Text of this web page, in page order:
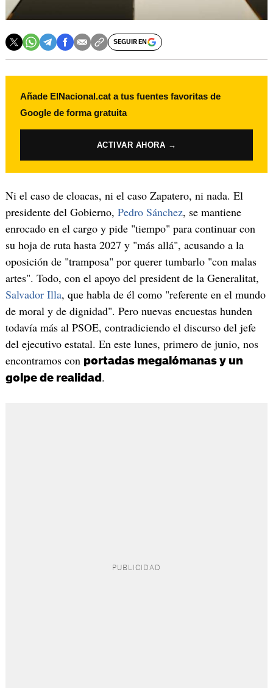
SEGUIR EN
Añade ElNacional.cat a tus fuentes favoritas de
Google de forma gratuita
ACTIVAR AHORA →
Ni el caso de cloacas, ni el caso Zapatero, ni nada. El
presidente del Gobierno, Pedro Sánchez, se mantiene
enrocado en el cargo y pide "tiempo" para continuar con
su hoja de ruta hasta 2027 y "más allá", acusando a la
oposición de "tramposa" por querer tumbarlo "con malas
artes". Todo, con el apoyo del president de la Generalitat,
Salvador Illa, que habla de él como "referente en el mundo
de moral y de dignidad". Pero nuevas encuestas hunden
todavía más al PSOE, contradiciendo el discurso del jefe
del ejecutivo estatal. En este lunes, primero de junio, nos
encontramos con portadas megalómanas y un
golpe de realidad .